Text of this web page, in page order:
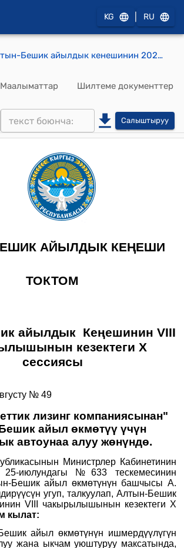
KG RU
Алтын-Бешик айылдык кенешинин 2025-жылдын 18-августундагы №49 "Мамлекеттик лизинг компаниясынан" Алтын-Бешик айыл өкмөтүү үчүн кызматтык автоунаа алуу жөнүндө" токтому
Маалыматтар Шилтеме документтер
Салыштыруу